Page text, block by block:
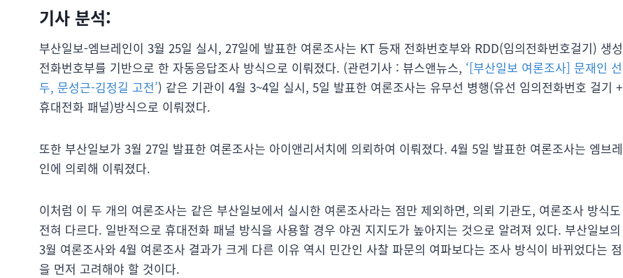
기사 분석:
부산일보-엠브레인이 3월 25일 실시, 27일에 발표한 여론조사는 KT 등재 전화번호부와 RDD(임의전화번호걸기) 생성
전화번호부를 기반으로 한 자동응답조사 방식으로 이뤄졌다. (관련기사 : 뷰스앤뉴스, ‘[부산일보 여론조사] 문재인 선
두, 문성근-김정길 고전’) 같은 기관이 4월 3~4일 실시, 5일 발표한 여론조사는 유무선 병행(유선 임의전화번호 걸기 +
휴대전화 패널)방식으로 이뤄졌다.
또한 부산일보가 3월 27일 발표한 여론조사는 아이앤리서치에 의뢰하여 이뤄졌다. 4월 5일 발표한 여론조사는 엠브레
인에 의뢰해 이뤄졌다.
이처럼 이 두 개의 여론조사는 같은 부산일보에서 실시한 여론조사라는 점만 제외하면, 의뢰 기관도, 여론조사 방식도
전혀 다르다. 일반적으로 휴대전화 패널 방식을 사용할 경우 야권 지지도가 높아지는 것으로 알려져 있다. 부산일보의
3월 여론조사와 4월 여론조사 결과가 크게 다른 이유 역시 민간인 사찰 파문의 여파보다는 조사 방식이 바뀌었다는 점
을 먼저 고려해야 할 것이다.